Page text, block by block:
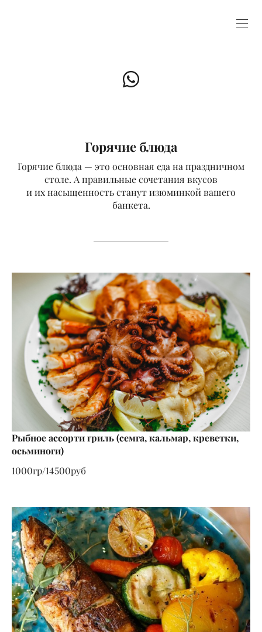
Горячие блюда
Горячие блюда — это основная еда на праздничном
столе. А правильные сочетания вкусов
и их насыщенность станут изюминкой вашего
банкета.
Рыбное ассорти гриль (семга, кальмар, креветки,
осьминоги)
1000гр/14500руб